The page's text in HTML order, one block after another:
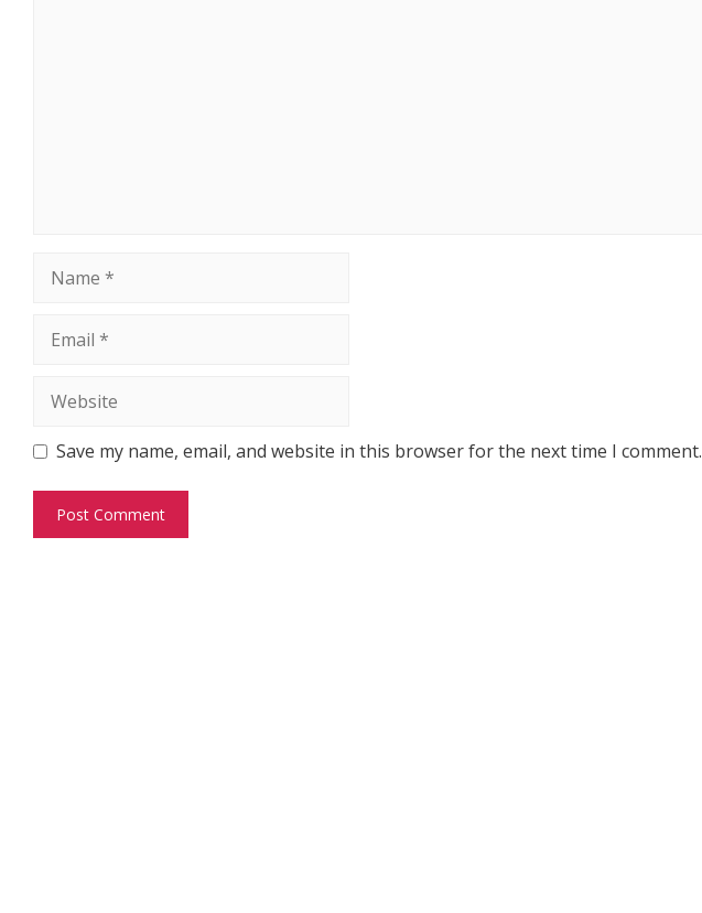
Save my name, email, and website in this browser for the next time I comment.